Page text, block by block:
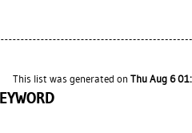
This list was generated on Thu Aug 6